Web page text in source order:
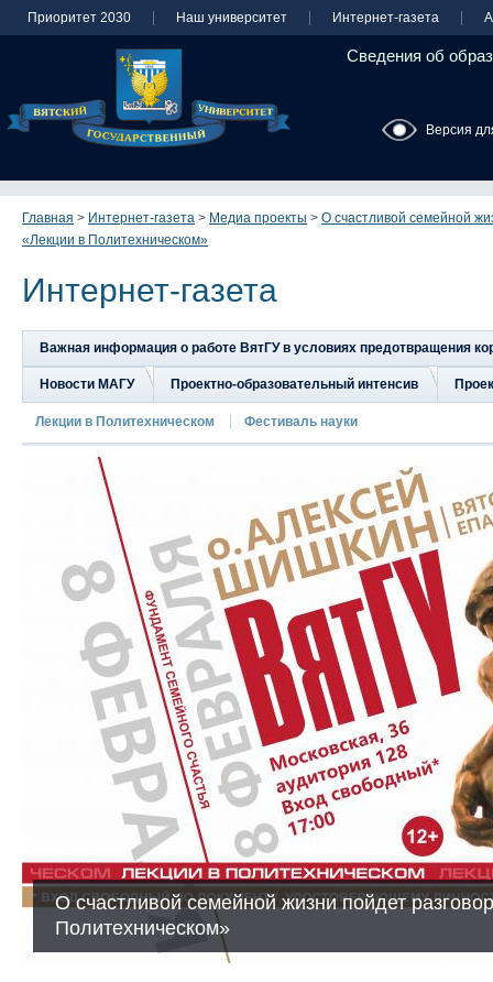
Приоритет 2030 Наш университет Интернет-газета
Сведения об
Версия
Главная > Интернет-газета > Медиа проекты > О счастливой семейной
«Лекции в Политехническом»
Интернет-газета
Важная информация о работе ВятГУ в условиях предотвращения
Новости МАГУ Проектно-образовательный интенсив
Лекции в Политехническом Фестиваль науки
О счастливой семейной жизни пойдет
Политехническом»